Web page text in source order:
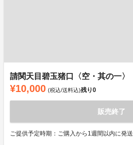
請関天目碧玉猪口〈空・其の一〉
¥10,000 (税込/送料込)残り0
販売終了
ご提供予定時期：ご購入から1週間以内に発送